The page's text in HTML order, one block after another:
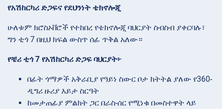
የአሽከርካሪ ድጋፍና የደህንነት ቴክኖሎጂ
ሁለቱም ክሮስኦቨሮች የተከበረ የቴክኖሎጂ ባህርያት ስብስብ ያቀርባሉ፣
ግን ቲጎ 7 በዚህ ክፍል ውስጥ ሰፊ ጥቅል አለው።
የቼሪ ቲጎ 7 የአሽከርካሪ ድጋፍ ባህርያት፦
በፊት ጎማዎች አቅራቢያ የዓይነ ስውር ቦታ ክትትል ያለው የ360-
ዲግሪ ዙሪያ እይታ ስርዓት
ከመታጠፊያ ምልክት ጋር በራስ-ሰር የሚነቁ በመስተዋት ላይ